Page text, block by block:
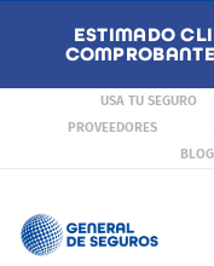
ESTIMADO
USA TU SEGURO
PROVEEDORES
BLOG